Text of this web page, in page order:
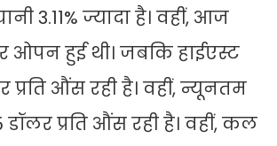
3.11% ज्यादा है। वहीं, आज
ओपन हुई थी। जबकि हाईएस्ट
प्रति औंस रही है। वहीं, न्यूनतम
प्रति औंस रही है। वहीं, कल